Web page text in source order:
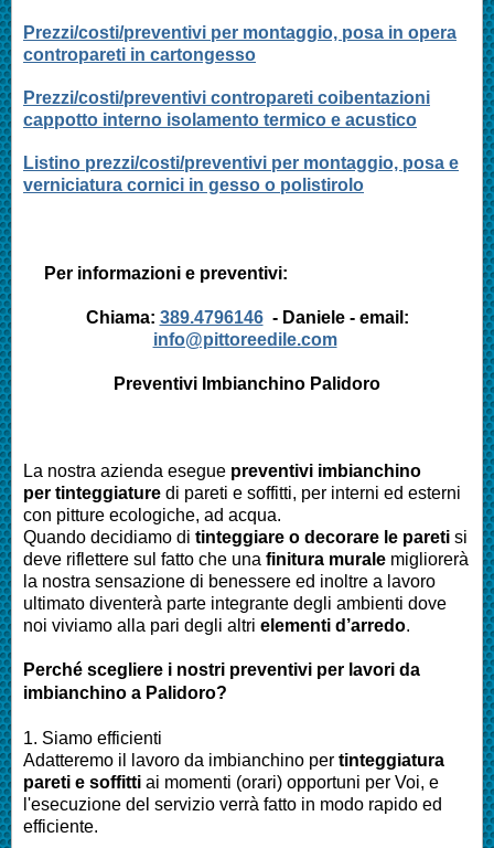
Prezzi/costi/preventivi per montaggio, posa in opera
contropareti in cartongesso
Prezzi/costi/preventivi contropareti coibentazioni
cappotto interno isolamento termico e acustico
Listino prezzi/costi/preventivi per montaggio, posa e
verniciatura cornici in gesso o polistirolo
Per informazioni e preventivi:
Chiama: 389.4796146- Daniele - email:
info@pittoreedile.com
Preventivi Imbianchino Palidoro
La nostra azienda esegue preventivi imbianchino
per tinteggiature di pareti e soffitti, per interni ed esterni
con pitture ecologiche, ad acqua.
Quando decidiamo di tinteggiare o decorare le pareti si
deve riflettere sul fatto che una finitura murale migliorerà
la nostra sensazione di benessere ed inoltre a lavoro
ultimato diventerà parte integrante degli ambienti dove
noi viviamo alla pari degli altri elementi d’arredo.
Perché scegliere i nostri preventivi per lavori da
imbianchino a Palidoro?
1. Siamo efficienti
Adatteremo il lavoro da imbianchino per tinteggiatura
pareti e soffitti ai momenti (orari) opportuni per Voi, e
l'esecuzione del servizio verrà fatto in modo rapido ed
efficiente.